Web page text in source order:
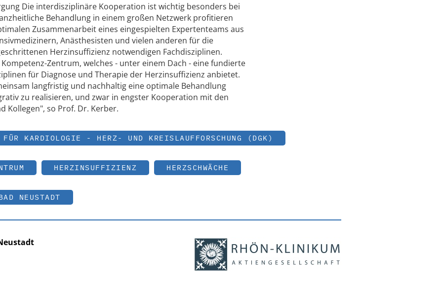
Die interdisziplinäre Kooperation ist wichtig besonders bei
Behandlung in einem großen Netzwerk profitieren
Zusammenarbeit eines eingespielten Expertenteams aus
Anästhesisten und vielen anderen für die
Herzinsuffizienz notwendigen Fachdisziplinen.
Zentrum, welches - unter einem Dach - eine fundierte
für Diagnose und Therapie der Herzinsuffizienz anbietet.
langfristig und nachhaltig eine optimale Behandlung
zu realisieren, und zwar in engster Kooperation mit den
Kollegen", so Prof. Dr. Kerber.
FÜR KARDIOLOGIE - HERZ- UND KREISLAUFFORSCHUNG (DGK)
HERZINSUFFIZIENZ HERZSCHWÄCHE
NEUSTADT